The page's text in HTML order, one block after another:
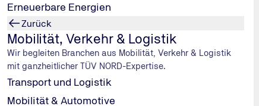
Erneuerbare Energien
Zurück
Mobilität, Verkehr & Logistik
Wir begleiten Branchen aus Mobilität, Verkehr & Logistik
mit ganzheitlicher TÜV NORD-Expertise.
Transport und Logistik
Mobilität & Automotive